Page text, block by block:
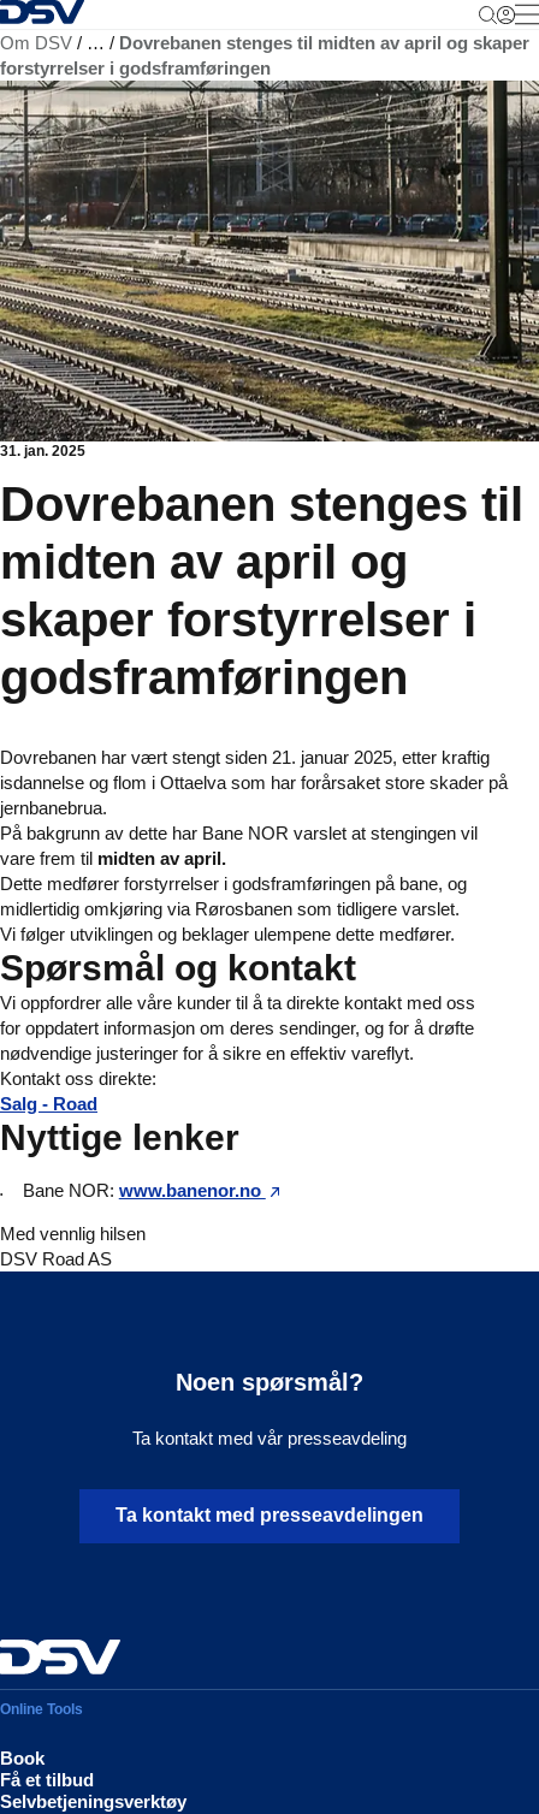
Tilbake til hjemmesiden
Om DSV …
Dovrebanen stenges til midten av april og skaper
forstyrrelser i godsframføringen
31. jan. 2025
Dovrebanen stenges til
midten av april og
skaper forstyrrelser i
godsframføringen
Dovrebanen har vært stengt siden 21. januar 2025, etter kraftig
isdannelse og flom i Ottaelva som har forårsaket store skader på
jernbanebrua.
På bakgrunn av dette har Bane NOR varslet at stengingen vil
vare frem til midten av april.
Dette medfører forstyrrelser i godsframføringen på bane, og
midlertidig omkjøring via Rørosbanen som tidligere varslet.
Vi følger utviklingen og beklager ulempene dette medfører.
Spørsmål og kontakt
Vi oppfordrer alle våre kunder til å ta direkte kontakt med oss
for oppdatert informasjon om deres sendinger, og for å drøfte
nødvendige justeringer for å sikre en effektiv vareflyt.
Kontakt oss direkte:
Salg - Road
Nyttige lenker
Bane NOR: www.banenor.no
Med vennlig hilsen
DSV Road AS
Noen spørsmål?
Ta kontakt med vår presseavdeling
Ta kontakt med presseavdelingen
Online Tools
Book
Få et tilbud
Selvbetjeningsverktøy